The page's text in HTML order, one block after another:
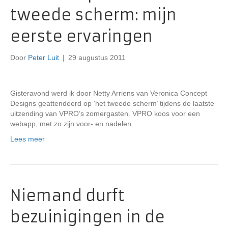
tweede scherm: mijn
eerste ervaringen
Door Peter Luit | 29 augustus 2011
Gisteravond werd ik door Netty Arriens van Veronica Concept
Designs geattendeerd op ‘het tweede scherm’ tijdens de laatste
uitzending van VPRO’s zomergasten. VPRO koos voor een
webapp, met zo zijn voor- en nadelen.
Lees meer
Niemand durft
bezuinigingen in de